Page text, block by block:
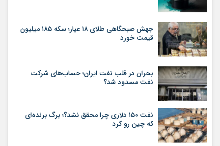
جهش صبحگاهی طلای ۱۸ عیار؛ سکه ۱۸۵ میلیون
قیمت خورد
بحران در قلب نفت ایران؛ حساب‌های شرکت
نفت مسدود شد؟
نفت ۱۵۰ دلاری چرا محقق نشد؟؛ برگ برنده‌ای
که چین رو کرد